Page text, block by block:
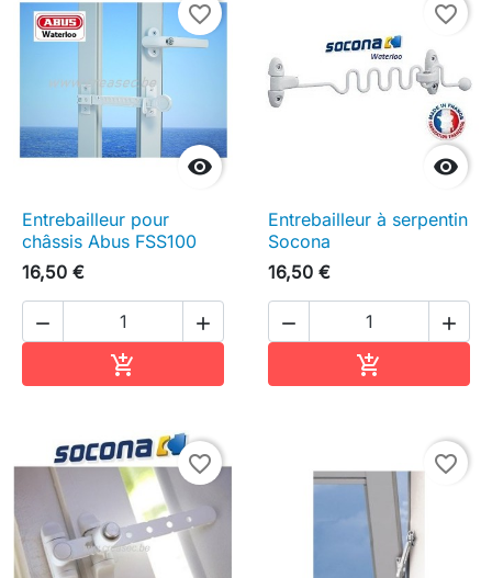

favorite_border
Entrebailleur pour
châssis Abus FSS100
16,50 €
 


favorite_border
Entrebailleur à serpentin
Socona
16,50 €
 

favorite_border favorite_border